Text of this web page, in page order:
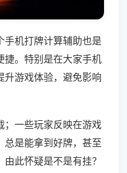
手机打牌计算辅助也是
捷。特别是在大家手机
升游戏体验，避免影响
；一些玩家反映在游戏
总是能拿到好牌，甚至
此怀疑是不是有挂？